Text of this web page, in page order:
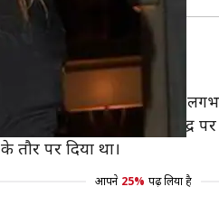
की कीमत 2.8 मिलियन डॉलर
फिट क्षेत्र में बना है।
तौर पर दिया था।
आपने 25% पढ़ लिया है